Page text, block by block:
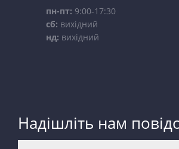
пн-пт: 9:00-17:30
сб: вихідний
нд: вихідний
Надішліть нам